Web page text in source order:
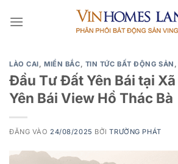
qua
LÀO CAI,MIỀN BẮC, TIN TỨC BẤT ĐỘNG SẢN ,
Đầu Tư Đất Yên Bái tại
Yên Bái View Hồ Thác Bà
ĐĂNG VÀO 24/08/2025 BỞITRƯỜNG PHÁT